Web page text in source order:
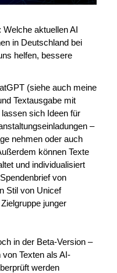
aktuellen AI
in Deutschland bei
helfen, bessere
(siehe auch meine
Textausgabe mit
sich Ideen für
–
nehmen oder auch
können Texte
und individualisiert
von
Stil von Unicef
junger
in der Beta-Version –
Texten als AI-
werden